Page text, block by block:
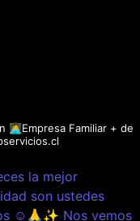
👩‍💻Empresa Familiar + de